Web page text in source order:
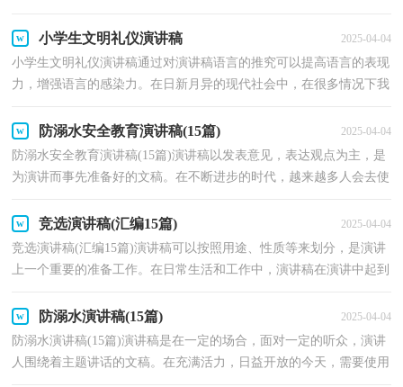
小学生文明礼仪演讲稿 2025-04-04
小学生文明礼仪演讲稿通过对演讲稿语言的推究可以提高语言的表现
力，增强语言的感染力。在日新月异的现代社会中，在很多情况下我
防溺水安全教育演讲稿(15篇) 2025-04-04
防溺水安全教育演讲稿(15篇)演讲稿以发表意见，表达观点为主，是
为演讲而事先准备好的文稿。在不断进步的时代，越来越多人会去使
竞选演讲稿(汇编15篇) 2025-04-04
竞选演讲稿(汇编15篇)演讲稿可以按照用途、性质等来划分，是演讲
上一个重要的准备工作。在日常生活和工作中，演讲稿在演讲中起到
防溺水演讲稿(15篇) 2025-04-04
防溺水演讲稿(15篇)演讲稿是在一定的场合，面对一定的听众，演讲
人围绕着主题讲话的文稿。在充满活力，日益开放的今天，需要使用